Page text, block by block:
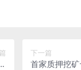
下一篇
首家质押挖